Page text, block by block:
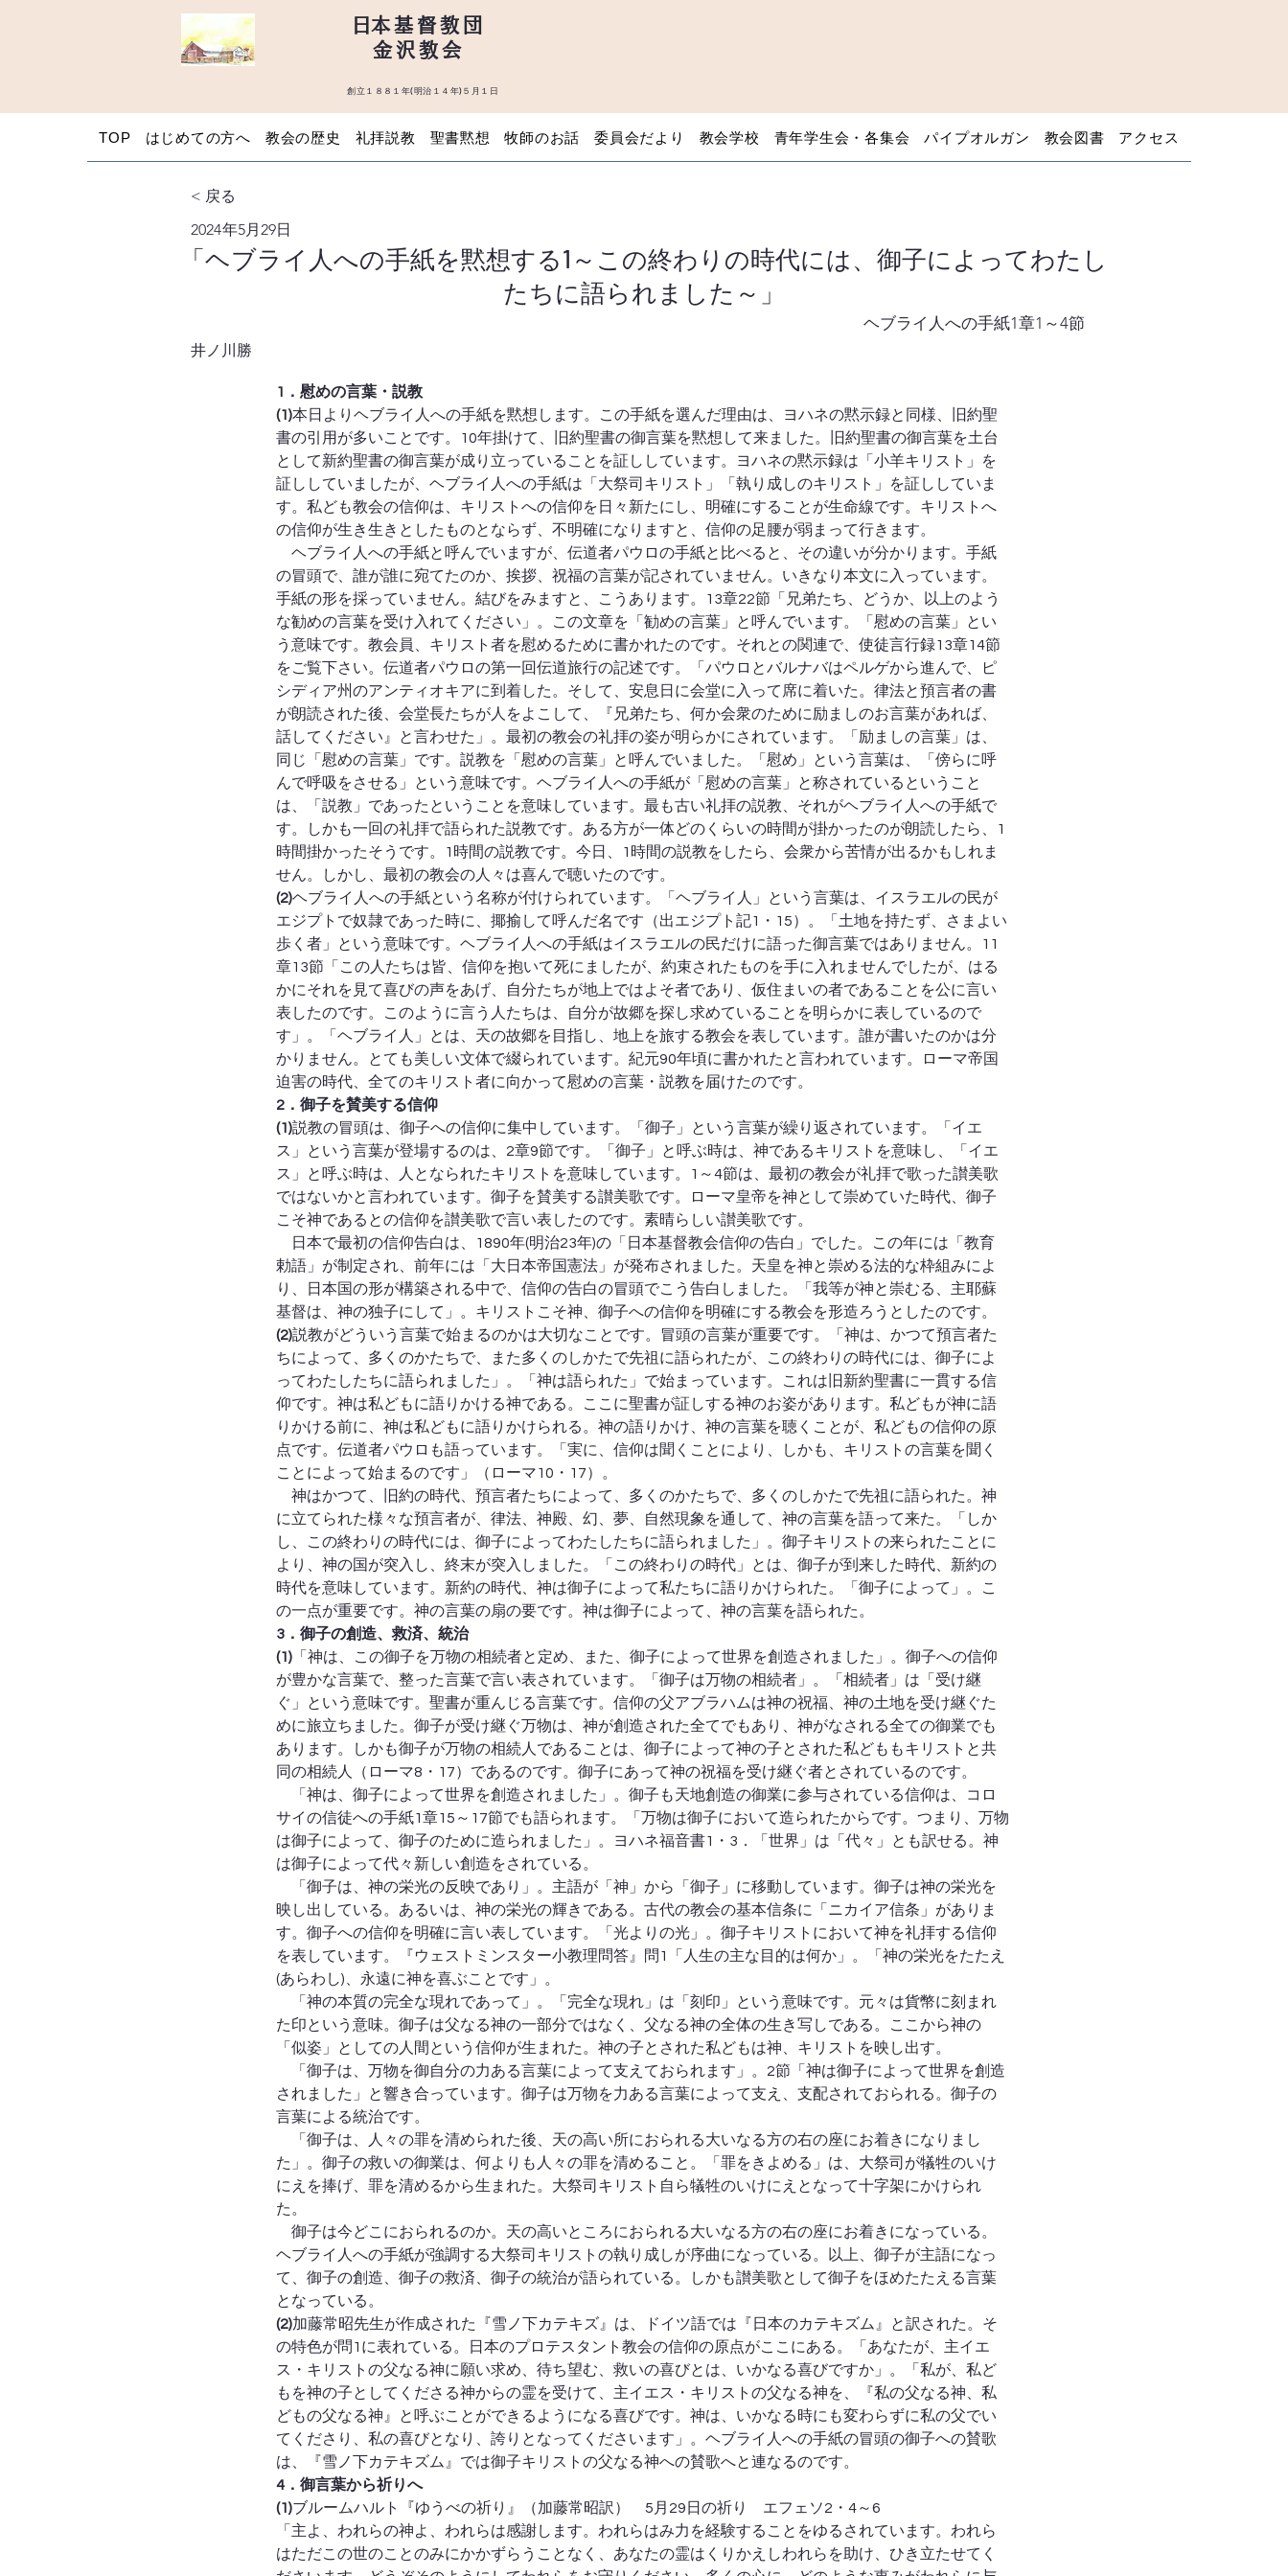
​日本基督教団
金沢教会
創立１８８１年(明治１４年)５月１日
TOP はじめての方へ 教会の歴史 礼拝説教 聖書黙想 牧師のお話 委員会だより 教会学校 青年学生会・各集会 パイプオルガン 教会図書 アクセス
< 戻る
2024年5月29日
「ヘブライ人への手紙を黙想する1～この終わりの時代には、御子によってわたし
たちに語られました～」
ヘブライ人への手紙1章1～4節
井ノ川勝
1．慰めの言葉・説教
(1)本日よりヘブライ人への手紙を黙想します。この手紙を選んだ理由は、ヨハネの黙示録と同様、旧約聖
書の引用が多いことです。10年掛けて、旧約聖書の御言葉を黙想して来ました。旧約聖書の御言葉を土台
として新約聖書の御言葉が成り立っていることを証ししています。ヨハネの黙示録は「小羊キリスト」を
証ししていましたが、ヘブライ人への手紙は「大祭司キリスト」「執り成しのキリスト」を証ししていま
す。私ども教会の信仰は、キリストへの信仰を日々新たにし、明確にすることが生命線です。キリストへ
の信仰が生き生きとしたものとならず、不明確になりますと、信仰の足腰が弱まって行きます。
ヘブライ人への手紙と呼んでいますが、伝道者パウロの手紙と比べると、その違いが分かります。手紙
の冒頭で、誰が誰に宛てたのか、挨拶、祝福の言葉が記されていません。いきなり本文に入っています。
手紙の形を採っていません。結びをみますと、こうあります。13章22節「兄弟たち、どうか、以上のよう
な勧めの言葉を受け入れてください」。この文章を「勧めの言葉」と呼んでいます。「慰めの言葉」とい
う意味です。教会員、キリスト者を慰めるために書かれたのです。それとの関連で、使徒言行録13章14節
をご覧下さい。伝道者パウロの第一回伝道旅行の記述です。「パウロとバルナバはペルゲから進んで、ピ
シディア州のアンティオキアに到着した。そして、安息日に会堂に入って席に着いた。律法と預言者の書
が朗読された後、会堂長たちが人をよこして、『兄弟たち、何か会衆のために励ましのお言葉があれば、
話してください』と言わせた」。最初の教会の礼拝の姿が明らかにされています。「励ましの言葉」は、
同じ「慰めの言葉」です。説教を「慰めの言葉」と呼んでいました。「慰め」という言葉は、「傍らに呼
んで呼吸をさせる」という意味です。ヘブライ人への手紙が「慰めの言葉」と称されているということ
は、「説教」であったということを意味しています。最も古い礼拝の説教、それがヘブライ人への手紙で
す。しかも一回の礼拝で語られた説教です。ある方が一体どのくらいの時間が掛かったのが朗読したら、1
時間掛かったそうです。1時間の説教です。今日、1時間の説教をしたら、会衆から苦情が出るかもしれま
せん。しかし、最初の教会の人々は喜んで聴いたのです。
(2)ヘブライ人への手紙という名称が付けられています。「ヘブライ人」という言葉は、イスラエルの民が
エジプトで奴隷であった時に、揶揄して呼んだ名です（出エジプト記1・15）。「土地を持たず、さまよい
歩く者」という意味です。ヘブライ人への手紙はイスラエルの民だけに語った御言葉ではありません。11
章13節「この人たちは皆、信仰を抱いて死にましたが、約束されたものを手に入れませんでしたが、はる
かにそれを見て喜びの声をあげ、自分たちが地上ではよそ者であり、仮住まいの者であることを公に言い
表したのです。このように言う人たちは、自分が故郷を探し求めていることを明らかに表しているので
す」。「ヘブライ人」とは、天の故郷を目指し、地上を旅する教会を表しています。誰が書いたのかは分
かりません。とても美しい文体で綴られています。紀元90年頃に書かれたと言われています。ローマ帝国
迫害の時代、全てのキリスト者に向かって慰めの言葉・説教を届けたのです。
2．御子を賛美する信仰
(1)説教の冒頭は、御子への信仰に集中しています。「御子」という言葉が繰り返されています。「イエ
ス」という言葉が登場するのは、2章9節です。「御子」と呼ぶ時は、神であるキリストを意味し、「イエ
ス」と呼ぶ時は、人となられたキリストを意味しています。1～4節は、最初の教会が礼拝で歌った讃美歌
ではないかと言われています。御子を賛美する讃美歌です。ローマ皇帝を神として崇めていた時代、御子
こそ神であるとの信仰を讃美歌で言い表したのです。素晴らしい讃美歌です。
日本で最初の信仰告白は、1890年(明治23年)の「日本基督教会信仰の告白」でした。この年には「教育
勅語」が制定され、前年には「大日本帝国憲法」が発布されました。天皇を神と崇める法的な枠組みによ
り、日本国の形が構築される中で、信仰の告白の冒頭でこう告白しました。「我等が神と崇むる、主耶蘇
基督は、神の独子にして」。キリストこそ神、御子への信仰を明確にする教会を形造ろうとしたのです。
(2)説教がどういう言葉で始まるのかは大切なことです。冒頭の言葉が重要です。「神は、かつて預言者た
ちによって、多くのかたちで、また多くのしかたで先祖に語られたが、この終わりの時代には、御子によ
ってわたしたちに語られました」。「神は語られた」で始まっています。これは旧新約聖書に一貫する信
仰です。神は私どもに語りかける神である。ここに聖書が証しする神のお姿があります。私どもが神に語
りかける前に、神は私どもに語りかけられる。神の語りかけ、神の言葉を聴くことが、私どもの信仰の原
点です。伝道者パウロも語っています。「実に、信仰は聞くことにより、しかも、キリストの言葉を聞く
ことによって始まるのです」（ローマ10・17）。
神はかつて、旧約の時代、預言者たちによって、多くのかたちで、多くのしかたで先祖に語られた。神
に立てられた様々な預言者が、律法、神殿、幻、夢、自然現象を通して、神の言葉を語って来た。「しか
し、この終わりの時代には、御子によってわたしたちに語られました」。御子キリストの来られたことに
より、神の国が突入し、終末が突入しました。「この終わりの時代」とは、御子が到来した時代、新約の
時代を意味しています。新約の時代、神は御子によって私たちに語りかけられた。「御子によって」。こ
の一点が重要です。神の言葉の扇の要です。神は御子によって、神の言葉を語られた。
3．御子の創造、救済、統治
(1) 「神は、この御子を万物の相続者と定め、また、御子によって世界を創造されました」。御子への信仰
が豊かな言葉で、整った言葉で言い表されています。「御子は万物の相続者」。「相続者」は「受け継
ぐ」という意味です。聖書が重んじる言葉です。信仰の父アブラハムは神の祝福、神の土地を受け継ぐた
めに旅立ちました。御子が受け継ぐ万物は、神が創造された全てでもあり、神がなされる全ての御業でも
あります。しかも御子が万物の相続人であることは、御子によって神の子とされた私どももキリストと共
同の相続人（ローマ8・17）であるのです。御子にあって神の祝福を受け継ぐ者とされているのです。
「神は、御子によって世界を創造されました」。御子も天地創造の御業に参与されている信仰は、コロ
サイの信徒への手紙1章15～17節でも語られます。「万物は御子において造られたからです。つまり、万物
は御子によって、御子のために造られました」。ヨハネ福音書1・3．「世界」は「代々」とも訳せる。神
は御子によって代々新しい創造をされている。
「御子は、神の栄光の反映であり」。主語が「神」から「御子」に移動しています。御子は神の栄光を
映し出している。あるいは、神の栄光の輝きである。古代の教会の基本信条に「ニカイア信条」がありま
す。御子への信仰を明確に言い表しています。「光よりの光」。御子キリストにおいて神を礼拝する信仰
を表しています。『ウェストミンスター小教理問答』問1「人生の主な目的は何か」。「神の栄光をたたえ
(あらわし)、永遠に神を喜ぶことです」。
「神の本質の完全な現れであって」。「完全な現れ」は「刻印」という意味です。元々は貨幣に刻まれ
た印という意味。御子は父なる神の一部分ではなく、父なる神の全体の生き写しである。ここから神の
「似姿」としての人間という信仰が生まれた。神の子とされた私どもは神、キリストを映し出す。
「御子は、万物を御自分の力ある言葉によって支えておられます」。2節「神は御子によって世界を創造
されました」と響き合っています。御子は万物を力ある言葉によって支え、支配されておられる。御子の
言葉による統治です。
「御子は、人々の罪を清められた後、天の高い所におられる大いなる方の右の座にお着きになりまし
た」。御子の救いの御業は、何よりも人々の罪を清めること。「罪をきよめる」は、大祭司が犠牲のいけ
にえを捧げ、罪を清めるから生まれた。大祭司キリスト自ら犠牲のいけにえとなって十字架にかけられ
た。
御子は今どこにおられるのか。天の高いところにおられる大いなる方の右の座にお着きになっている。
ヘブライ人への手紙が強調する大祭司キリストの執り成しが序曲になっている。以上、御子が主語になっ
て、御子の創造、御子の救済、御子の統治が語られている。しかも讃美歌として御子をほめたたえる言葉
となっている。
(2)加藤常昭先生が作成された『雪ノ下カテキズ』は、ドイツ語では『日本のカテキズム』と訳された。そ
の特色が問1に表れている。日本のプロテスタント教会の信仰の原点がここにある。「あなたが、主イエ
ス・キリストの父なる神に願い求め、待ち望む、救いの喜びとは、いかなる喜びですか」。「私が、私ど
もを神の子としてくださる神からの霊を受けて、主イエス・キリストの父なる神を、『私の父なる神、私
どもの父なる神』と呼ぶことができるようになる喜びです。神は、いかなる時にも変わらずに私の父でい
てくださり、私の喜びとなり、誇りとなってくださいます」。ヘブライ人への手紙の冒頭の御子への賛歌
は、『雪ノ下カテキズム』では御子キリストの父なる神への賛歌へと連なるのです。
4．御言葉から祈りへ
(1)ブルームハルト『ゆうべの祈り』（加藤常昭訳）　5月29日の祈り　エフェソ2・4～6
「主よ、われらの神よ、われらは感謝します。われらはみ力を経験することをゆるされています。われら
はただこの世のことのみにかかずらうことなく、あなたの霊はくりかえしわれらを助け、ひき立たせてく